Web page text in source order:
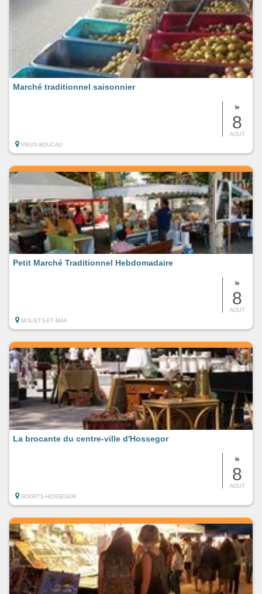
le
8
AOUT
Marché traditionnel saisonnier
VIEUX-BOUCAU
le
8
AOUT
Petit Marché Traditionnel Hebdomadaire
MOLIETS-ET-MAA
le
8
AOUT
La brocante du centre-ville d'Hossegor
SOORTS-HOSSEGOR